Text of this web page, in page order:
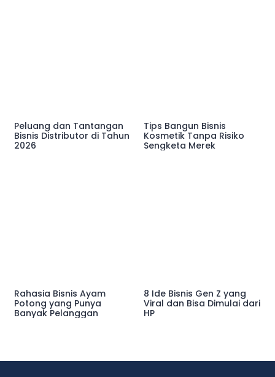
Peluang dan Tantangan
Bisnis Distributor di Tahun
2026
Tips Bangun Bisnis
Kosmetik Tanpa Risiko
Sengketa Merek
Rahasia Bisnis Ayam
Potong yang Punya
Banyak Pelanggan
8 Ide Bisnis Gen Z yang
Viral dan Bisa Dimulai dari
HP